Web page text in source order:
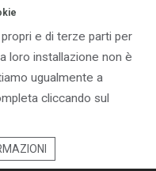
e di terze parti per
loro installazione non è
ugualmente a
cliccando sul